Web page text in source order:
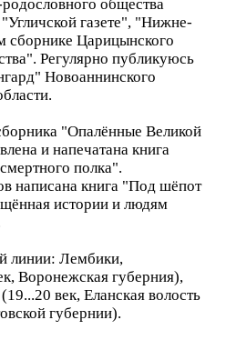
общества
газете", "Нижне-
сборнике Царицынского
Регулярно публикуюсь
Новоаннинского
"Опалённые Великой
и напечатана книга
полка".
написана книга "Под шёпот
истории и людям
линии: Лембики,
Воронежская губерния),
век, Еланская волость
губернии).